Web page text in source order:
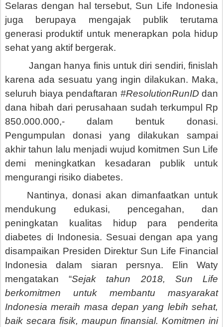
Selaras dengan hal tersebut, Sun Life Indonesia
juga berupaya mengajak publik terutama
generasi produktif untuk menerapkan pola hidup
sehat yang aktif bergerak.
Jangan hanya finis untuk diri sendiri, finislah
karena ada sesuatu yang ingin dilakukan. Maka,
seluruh biaya pendaftaran #ResolutionRunID dan
dana hibah dari perusahaan sudah terkumpul Rp
850.000.000,- dalam bentuk donasi.
Pengumpulan donasi yang dilakukan sampai
akhir tahun lalu menjadi wujud komitmen Sun Life
demi meningkatkan kesadaran publik untuk
mengurangi risiko diabetes.
Nantinya, donasi akan dimanfaatkan untuk
mendukung edukasi, pencegahan, dan
peningkatan kualitas hidup para penderita
diabetes di Indonesia. Sesuai dengan apa yang
disampaikan Presiden Direktur Sun Life Financial
Indonesia dalam siaran persnya. Elin Waty
mengatakan “Sejak tahun 2018, Sun Life
berkomitmen untuk membantu masyarakat
Indonesia meraih masa depan yang lebih sehat,
baik secara fisik, maupun finansial. Komitmen ini